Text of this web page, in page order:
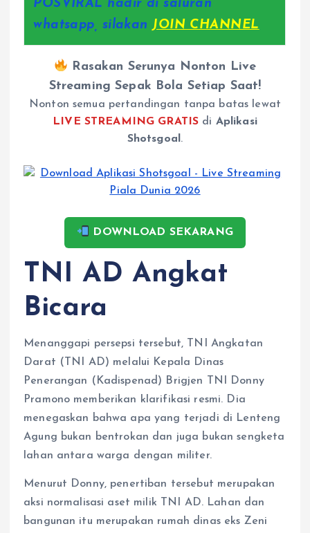
POSVIRAL hadir di saluran
whatsapp, silakan JOIN CHANNEL
Rasakan Serunya Nonton Live
Streaming Sepak Bola Setiap Saat!
Nonton semua pertandingan tanpa batas lewat
LIVE STREAMING GRATIS di Aplikasi
Shotsgoal .
DOWNLOAD SEKARANG
TNI AD Angkat
Bicara
Menanggapi persepsi tersebut, TNI Angkatan
Darat (TNI AD) melalui Kepala Dinas
Penerangan (Kadispenad) Brigjen TNI Donny
Pramono memberikan klarifikasi resmi. Dia
menegaskan bahwa apa yang terjadi di Lenteng
Agung bukan bentrokan dan juga bukan sengketa
lahan antara warga dengan militer.
Menurut Donny, penertiban tersebut merupakan
aksi normalisasi aset milik TNI AD. Lahan dan
bangunan itu merupakan rumah dinas eks Zeni